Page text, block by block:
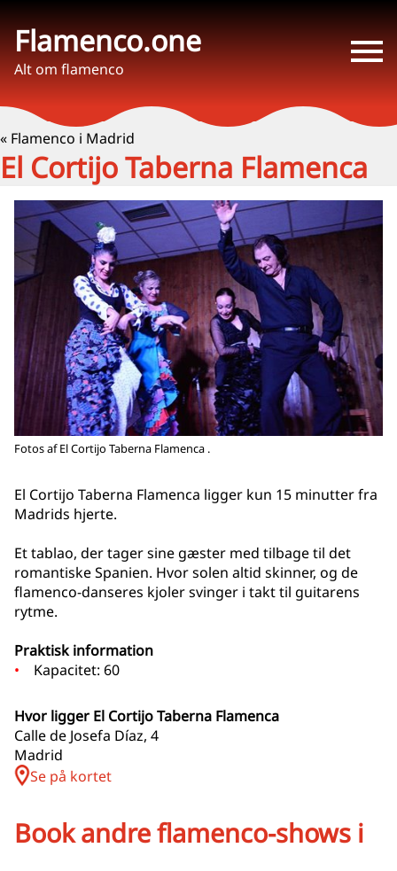
Flamenco.one
Alt om flamenco
« Flamenco i Madrid
El Cortijo Taberna Flamenca
Fotos af El Cortijo Taberna Flamenca .
El Cortijo Taberna Flamenca ligger kun 15 minutter fra
Madrids hjerte.
Et tablao, der tager sine gæster med tilbage til det
romantiske Spanien. Hvor solen altid skinner, og de
flamenco-danseres kjoler svinger i takt til guitarens
rytme.
Praktisk information
Kapacitet: 60
Hvor ligger El Cortijo Taberna Flamenca
Calle de Josefa Díaz, 4
Madrid
Se på kortet
Book andre flamenco-shows i